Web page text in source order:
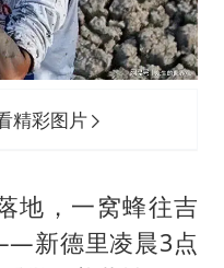
精彩图片
地，一窝蜂往吉
新德里凌晨3点